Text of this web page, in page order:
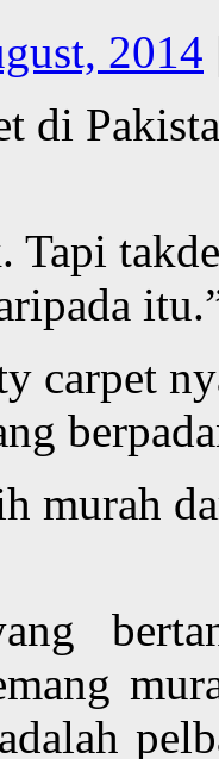
2014
di
Tapi
carpet
murah